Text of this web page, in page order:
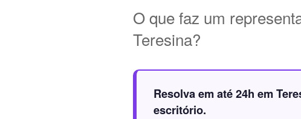
O que faz um
Teresina?
Resolva em até 24h em
escritório.